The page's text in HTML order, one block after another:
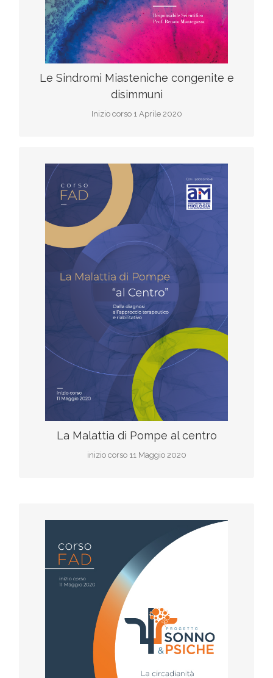
Le Sindromi Miasteniche congenite e
disimmuni
Inizio corso 1 Aprile 2020
La Malattia di Pompe al centro
inizio corso 11 Maggio 2020
F.A.D
Inizio corso 11 Maggio 2020
scarica il programma
Iscriviti al corso